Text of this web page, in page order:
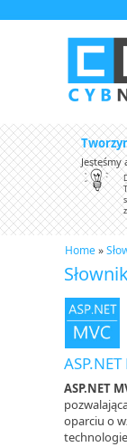
Home»
ASP.NET
ASP.NET
oparciu o
technologie